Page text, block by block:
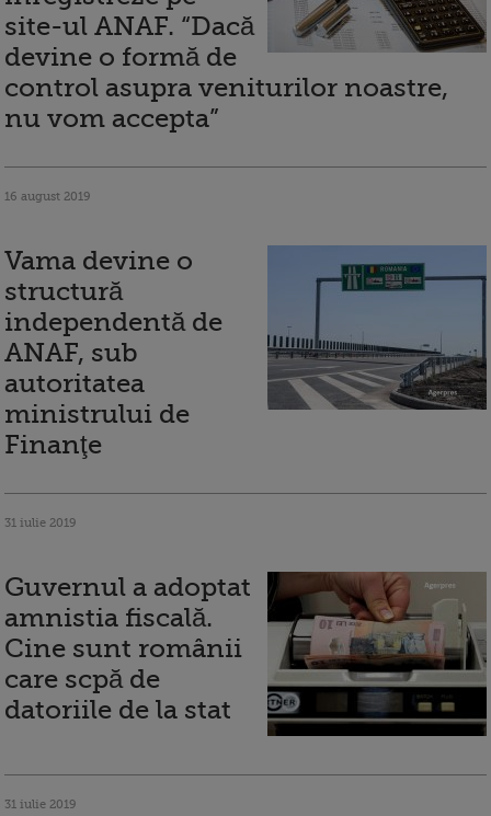
site-ul ANAF. “Dacă
devine o formă de
control asupra veniturilor noastre,
nu vom accepta”
16 august 2019
Vama devine o
structură
independentă de
ANAF, sub
autoritatea
ministrului de
Finanţe
31 iulie 2019
Guvernul a adoptat
amnistia fiscală.
Cine sunt românii
care scpă de
datoriile de la stat
31 iulie 2019